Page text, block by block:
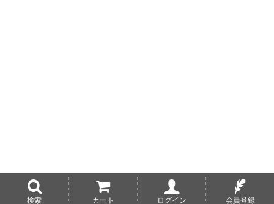
検索 カート ログイン 会員登録